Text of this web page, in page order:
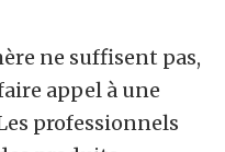
ne suffisent pas,
appel à une
professionnels